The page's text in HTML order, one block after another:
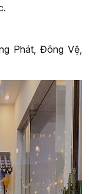
Phát, Đông Vệ,